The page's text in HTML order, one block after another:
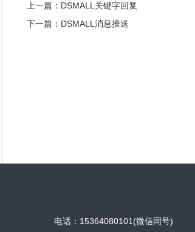
上一篇： DSMALL关键字回复
下一篇： DSMALL消息推送
电话：15364080101(微信同号)